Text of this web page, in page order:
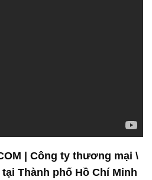
| Công ty thương mại \
Thành phố Hồ Chí Minh